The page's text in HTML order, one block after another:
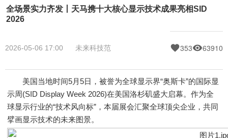
全场景实力齐发丨天马携十大核心显示技术成果亮相SID
2026
2026-05-06 17:00 未来科技范 353 63910
美国当地时间5月5日，被誉为全球显示界“奥斯卡”的国际显
示周(SID Display Week 2026)在美国洛杉矶盛大启幕。作为全
球显示行业的“技术风向标”，本届展会汇聚全球顶尖企业，共同
擘画显示技术的未来图景。